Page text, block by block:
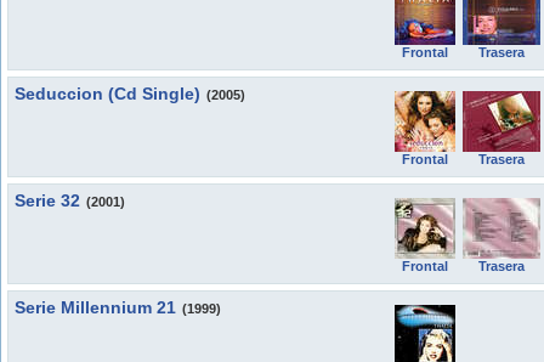
Frontal Trasera
Seduccion (Cd Single) (2005)
Frontal Trasera
Serie 32 (2001)
Frontal Trasera
Serie Millennium 21 (1999)